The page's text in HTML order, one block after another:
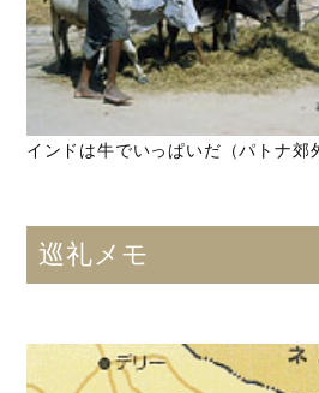
インドは牛でいっぱいだ（パトナ郊
巡礼メモ